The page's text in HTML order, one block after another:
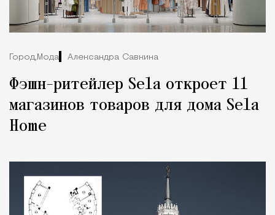
Город, Мода Александра Савкина
Фэшн-ритейлер Sela откроет 11
магазинов товаров для дома Sela
Home